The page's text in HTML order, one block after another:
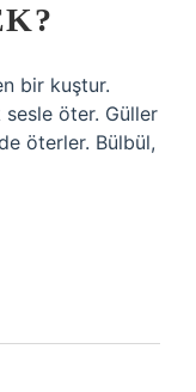
bir kuştur.
sesle öter. Güller
öterler. Bülbül,